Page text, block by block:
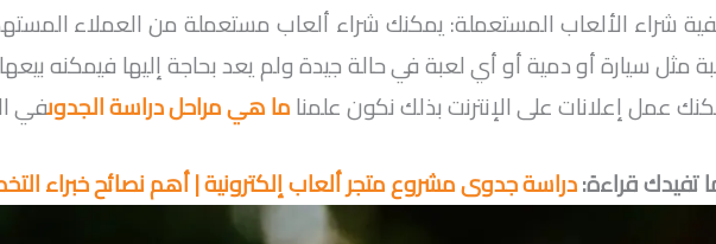
شراء الألعاب المستعملة: يمكنك شراء ألعاب مستعملة من العملاء
مثل سيارة أو دمية أو أي لعبة في حالة جيدة ولم يعد بحاجة إليها فيمكنه
عمل إعلانات على الإنترنت بذلك نكون علمناما هي مراحل دراسة الجدوىفي
تفيدك قراءة:دراسة جدوى مشروع متجر ألعاب إلكترونية | أهم نصائح خبراء